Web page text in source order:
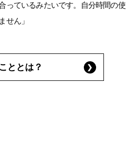
っているみたいです。自分時間の使
せん」
ととは？